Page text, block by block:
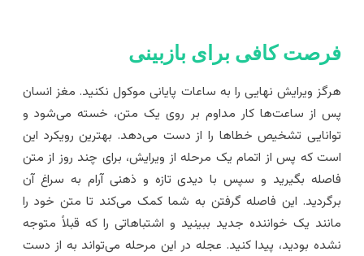
کافی برای بازبینی
ویرایش نهایی را به ساعات پایانی موکول نکنید. مغز انسان
از ساعت‌ها کار مداوم بر روی یک متن، خسته می‌شود و
تشخیص خطاها را از دست می‌دهد. بهترین رویکرد این
که پس از اتمام یک مرحله از ویرایش، برای چند روز از متن
بگیرید و سپس با دیدی تازه و ذهنی آرام به سراغ آن
این فاصله گرفتن به شما کمک می‌کند تا متن خود را
یک خواننده جدید ببینید و اشتباهاتی را که قبلاً متوجه
بودید، پیدا کنید. عجله در این مرحله می‌تواند به از دست